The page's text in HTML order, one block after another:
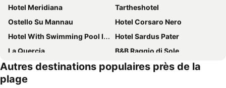
Hotel Meridiana
Tartheshotel
Ostello Su Mannau
Hotel Corsaro Nero
Hotel With Swimming Pool In Arbus
Hotel Sardus Pater
La Quercia
B&B Raggio di Sole
Hotel Trinità dei Corsari
Zeeva Hotel and Resort
Hotel Villa Belfiori
Autres destinations populaires près de la
plage